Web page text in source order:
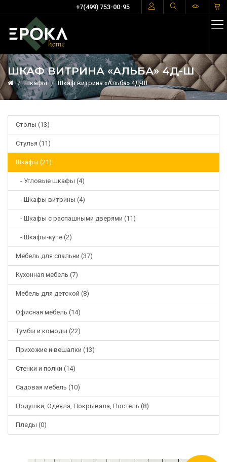
+7(499) 753-00-95
ШКАФ ВИТРИНА «АЛЬБА» 4Д-Ш
Шкафы Шкаф витрина «Альба» 4Д-Ш
Столы (13)
Стулья (11)
Шкафы (21)
- Угловые шкафы (4)
- Шкафы витрины (4)
- Шкафы с распашными дверями (11)
- Шкафы-купе (2)
Мебель для спальни (37)
Кухонная мебель (7)
Мебель для детской (8)
Офисная мебель (14)
Тумбы и комоды (22)
Прихожие и вешалки (13)
Стенки и полки (14)
Садовая мебель (10)
Подушки, Одеяла, Покрывала, Постель (8)
Пледы (0)